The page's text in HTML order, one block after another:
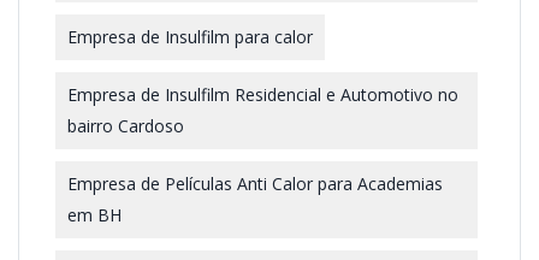
Empresa de Insulfilm para calor
Empresa de Insulfilm Residencial e Automotivo no
bairro Cardoso
Empresa de Películas Anti Calor para Academias
em BH